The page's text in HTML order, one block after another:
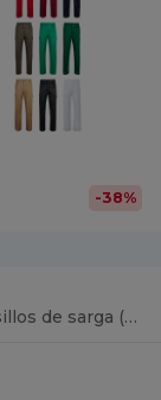
-38%
Pantalón multibolsillos de sarga (200g/m²), en algodón (35%) y poliéster (65%)